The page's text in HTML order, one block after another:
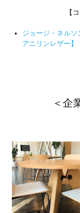
【
ジョージ・ネル
アニリンレザー】
＜企